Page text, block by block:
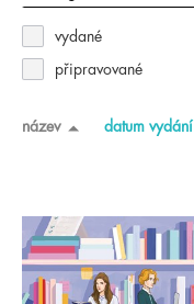
vydané
připravované
název datum vydání